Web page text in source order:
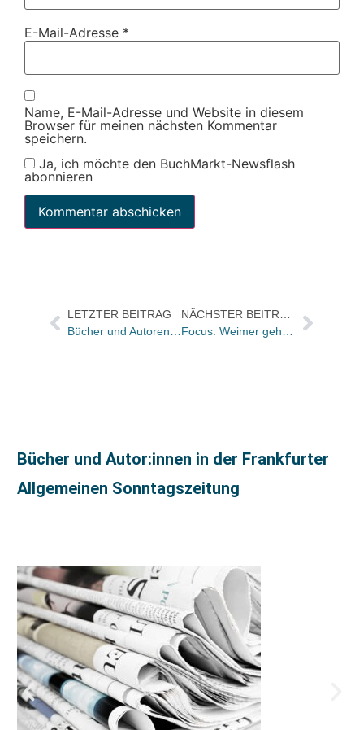
E-Mail-Adresse *
Name, E-Mail-Adresse und Website in diesem
Browser für meinen nächsten Kommentar
speichern.
Ja, ich möchte den BuchMarkt-Newsflash
abonnieren
LETZTER BEITRAG
Bücher und Autor:innen in der Frankfurter
Allgemeinen Sonntagszeitung